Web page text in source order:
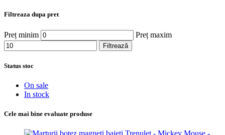
Filtreaza dupa pret
Preț minim Preț maxim
Filtrează
Status stoc
On sale
In stock
Cele mai bine evaluate produse